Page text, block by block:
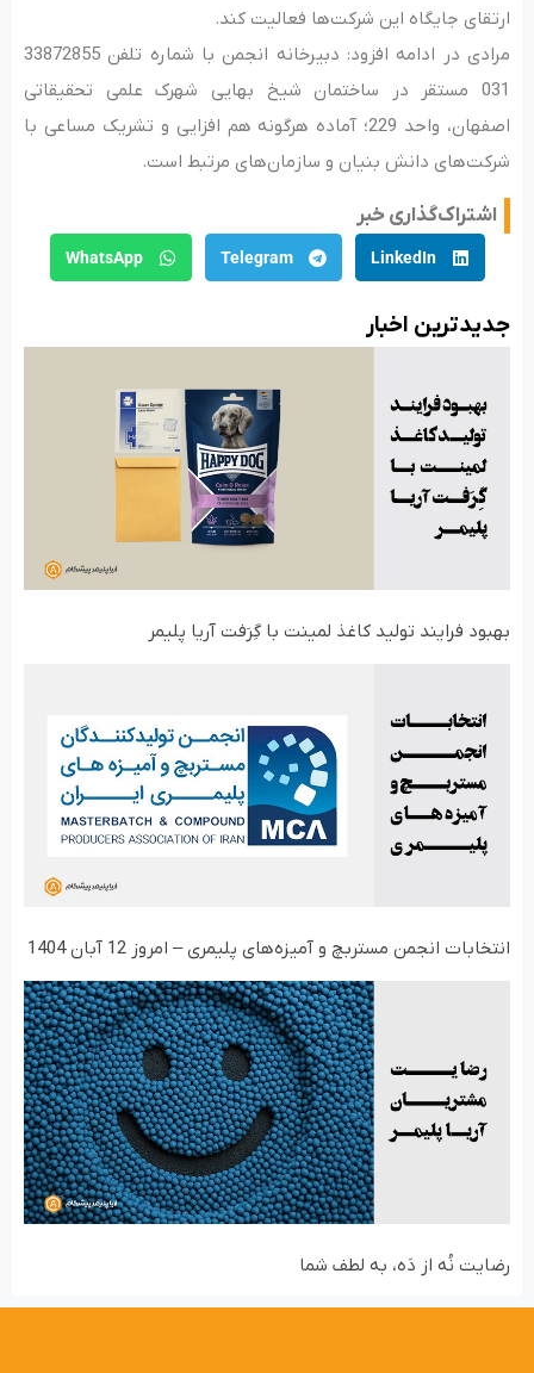
ارتقای جایگاه این شرکت‌ها فعالیت کند.
مرادی در ادامه افزود: دبیرخانه انجمن با شماره تلفن 33872855
031 مستقر در ساختمان شیخ بهایی شهرک علمی تحقیقاتی
اصفهان، واحد 229؛ آماده هرگونه هم افزایی و تشریک مساعی با
شرکت‌های دانش بنیان و سازمان‌های مرتبط است.
اشتراک‌گذاری خبر
LinkedIn
Telegram
WhatsApp
جدید‌ترین اخبار
بهبود فرایند تولید کاغذ لمینت با گِرَفت آریا پلیمر
انتخابات انجمن مستربچ و آمیزه‌های پلیمری – امروز 12 آبان 1404
رضایت نُه از دَه، به لطف شما